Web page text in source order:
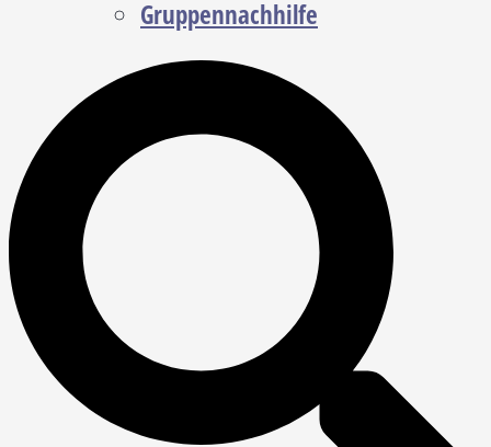
Gruppennachhilfe